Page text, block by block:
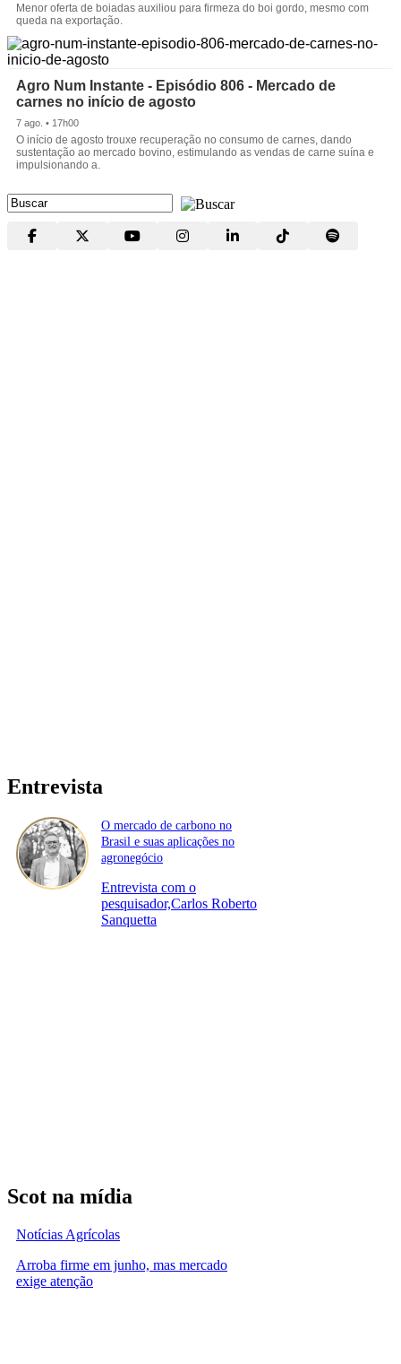
Menor oferta de boiadas auxiliou para firmeza do boi gordo, mesmo com
queda na exportação.
Agro Num Instante - Episódio 806 - Mercado de
carnes no início de agosto
7 ago. • 17h00
O início de agosto trouxe recuperação no consumo de carnes, dando
sustentação ao mercado bovino, estimulando as vendas de carne suína e
impulsionando a.
Entrevista
O mercado de carbono no
Brasil e suas aplicações no
agronegócio
Entrevista com o
pesquisador,Carlos Roberto
Sanquetta
Scot na mídia
Notícias Agrícolas
Arroba firme em junho, mas mercado
exige atenção